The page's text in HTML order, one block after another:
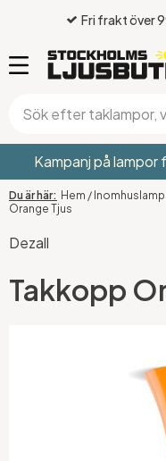
Fri frakt över
Kampanj på lampor
Hem /
Orange Tjus
Dezall
Takkopp